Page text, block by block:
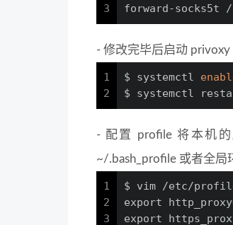
3
forward-socks5t
- 修改完毕后启动 privoxy
1
2
$ systemctl
$ systemctl
- 配置 profile 将本机
~/.bash_profile 或者全局
1
2
3
$ vim /etc/
export
export